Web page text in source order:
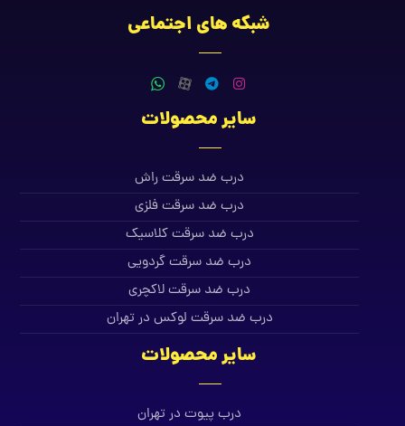
شبکه های اجتماعی
سایر محصولات
درب ضد سرقت راش
درب ضد سرقت فلزی
درب ضد سرقت کلاسیک
درب ضد سرقت گردویی
درب ضد سرقت لاکچری
درب ضد سرقت لوکس در تهران
سایر محصولات
درب پیوت در تهران